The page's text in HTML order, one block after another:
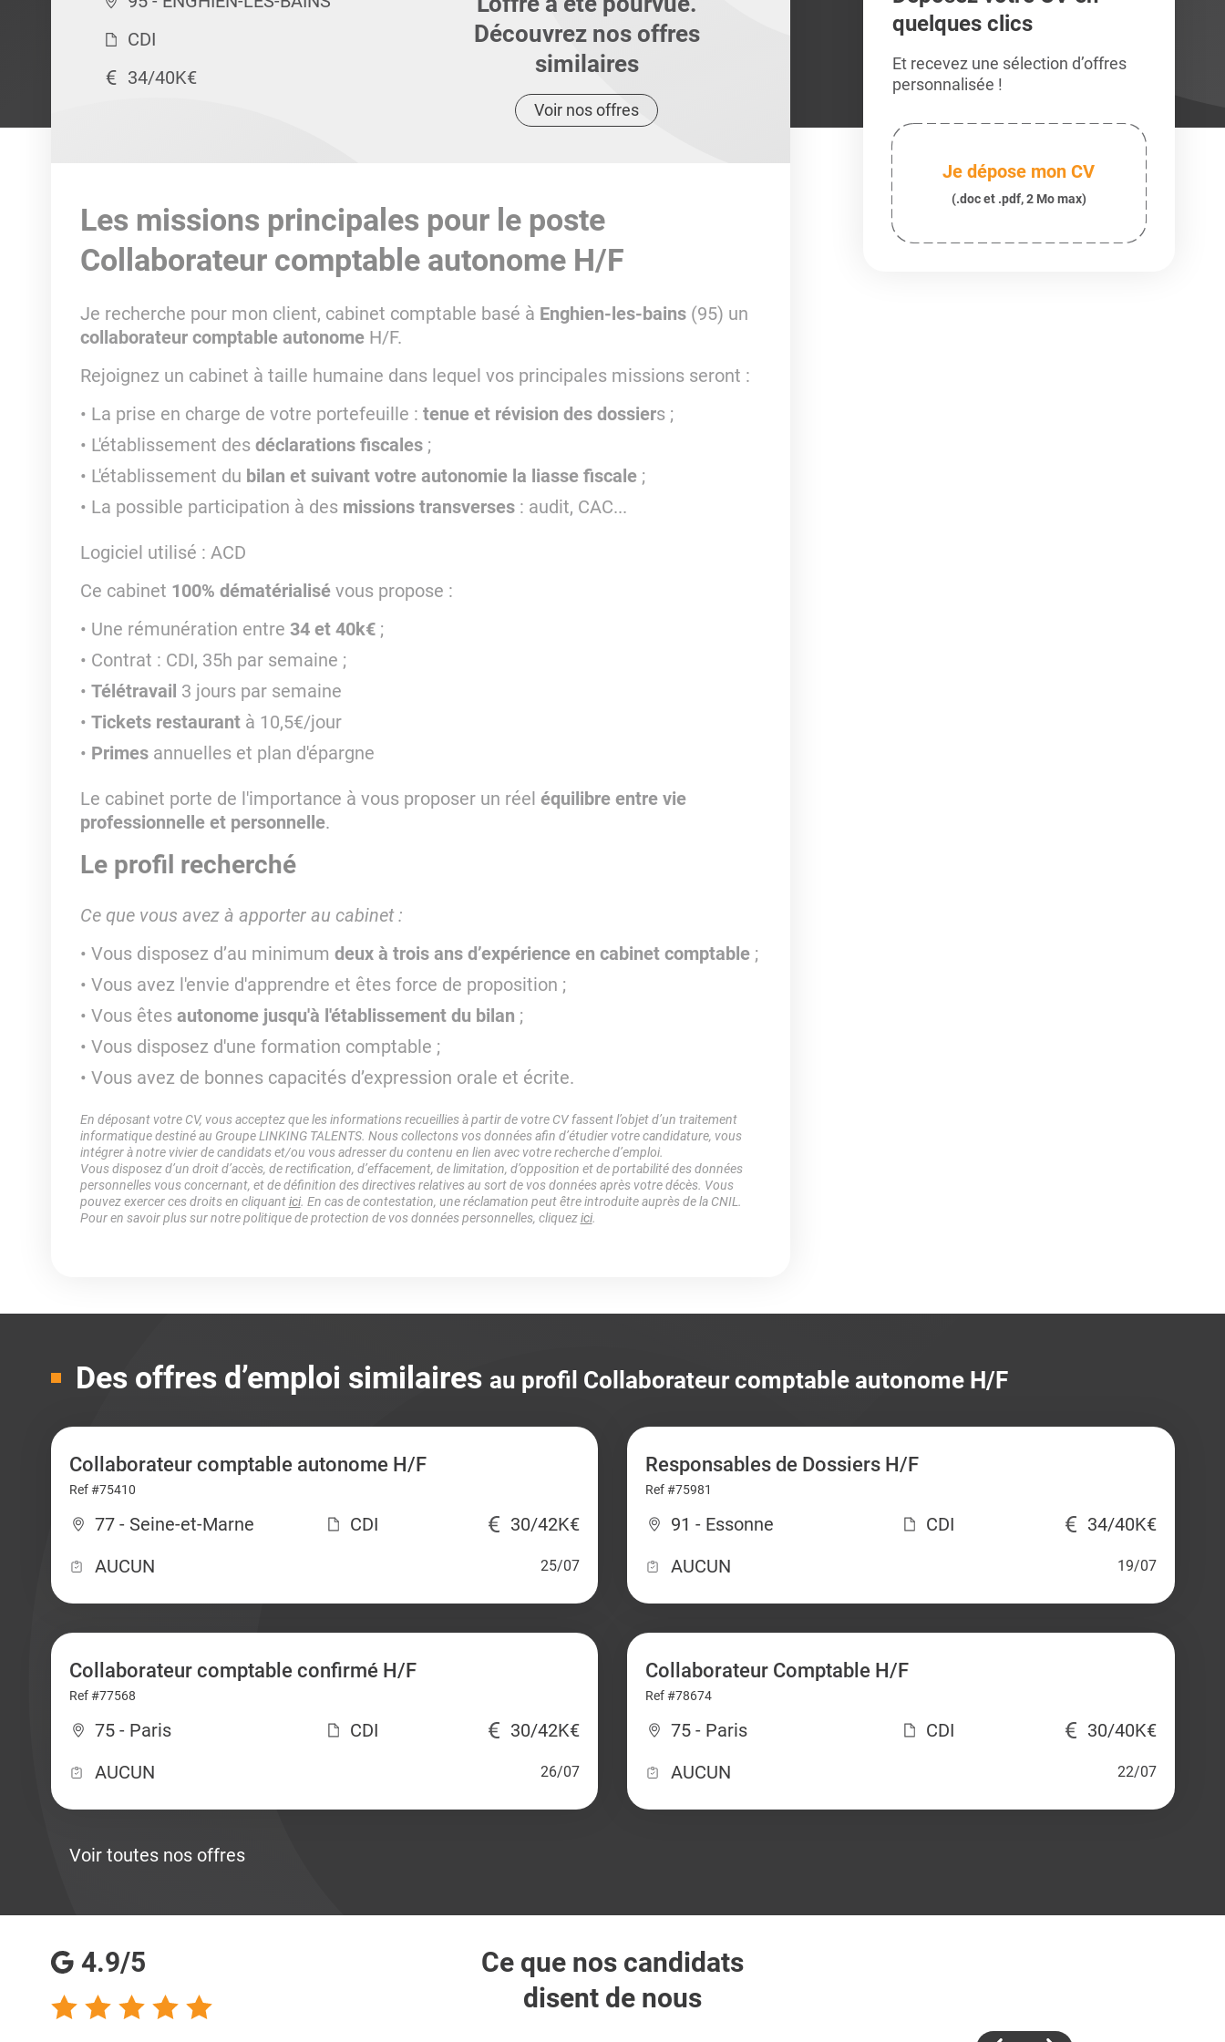
CDI
34/40K€
Découvrez nos offres
similaires
Voir nos offres
Les missions principales pour le poste
Collaborateur comptable autonome H/F
Je recherche pour mon client, cabinet comptable basé à Enghien-les-bains(95) un
collaborateur comptable autonome H/F.
Rejoignez un cabinet à taille humaine dans lequel vos principales missions seront :
La prise en charge de votre portefeuille : tenue et révision des dossiers ;
L'établissement des déclarations fiscales;
L'établissement du bilan et suivant votre autonomie la liasse fiscale ;
La possible participation à des missions transverses: audit, CAC...
Logiciel utilisé : ACD
Ce cabinet 100% dématérialisévous propose :
Une rémunération entre 34 et 40k€;
Contrat : CDI, 35h par semaine ;
Télétravail 3 jours par semaine
Tickets restaurant à 10,5€/jour
Primes annuelles et plan d'épargne
Le cabinet porte de l'importance à vous proposer un réel équilibre entre vie
professionnelle et personnelle.
Le profil recherché
Ce que vous avez à apporter au cabinet :
Vous disposez d’au minimum deux à trois ans d’expérience en cabinet comptable ;
Vous avez l'envie d'apprendre et êtes force de proposition ;
Vous êtes autonome jusqu'à l'établissement du bilan ;
Vous disposez d'une formation comptable ;
Vous avez de bonnes capacités d’expression orale et écrite.
En déposant votre CV, vous acceptez que les informations recueillies à partir de votre CV fassent l’objet d’un traitement
informatique destiné au Groupe LINKING TALENTS. Nous collectons vos données afin d’étudier votre candidature, vous
intégrer à notre vivier de candidats et/ou vous adresser du contenu en lien avec votre recherche d’emploi.
Vous disposez d’un droit d’accès, de rectification, d’effacement, de limitation, d’opposition et de portabilité des données
personnelles vous concernant, et de définition des directives relatives au sort de vos données après votre décès. Vous
pouvez exercer ces droits en cliquantici. En cas de contestation, une réclamation peut être introduite auprès de la CNIL.
Pour en savoir plus sur notre politique de protection de vos données personnelles, cliquezici.
quelques clics
Et recevez une sélection d’offres
personnalisée !
Je dépose mon CV
(.doc et .pdf, 2 Mo max)
Des offres d’emploi similaires au profil Collaborateur comptable autonome H/F
Collaborateur comptable autonome H/F
Ref #75410
77 - Seine-et-Marne CDI
30/42K€
AUCUN
25/07
Responsables de Dossiers H/F
Ref #75981
91 - Essonne CDI
34/40K€
AUCUN
19/07
Collaborateur comptable confirmé H/F
Ref #77568
75 - Paris CDI
30/42K€
AUCUN
26/07
Collaborateur Comptable H/F
Ref #78674
75 - Paris CDI
30/40K€
AUCUN
22/07
Voir toutes nos offres
4.9/5
Ce que nos candidats
disent de nous